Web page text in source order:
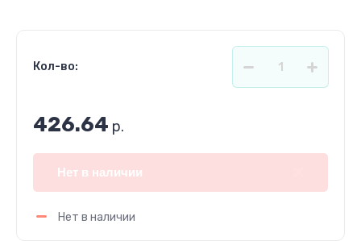
Кол-во:
426.64 р.
Нет в наличии
Нет в наличии